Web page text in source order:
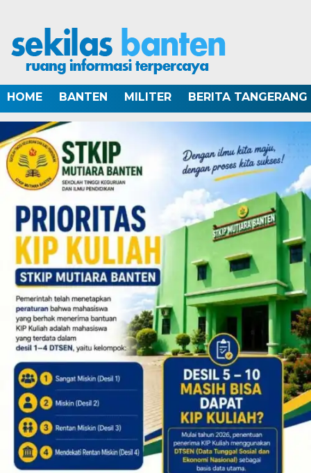
HOME BANTEN MILITER BERITA TANGERANG